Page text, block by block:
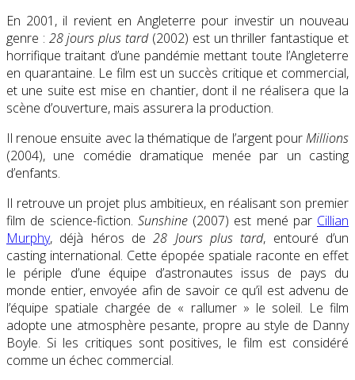
En 2001, il revient en Angleterre pour investir un nouveau
genre : 28 jours plus tard(2002) est un thriller fantastique et
horrifique traitant d’une pandémie mettant toute l’Angleterre
en quarantaine. Le film est un succès critique et commercial,
et une suite est mise en chantier, dont il ne réalisera que la
scène d’ouverture, mais assurera la production.
Il renoue ensuite avec la thématique de l’argent pourMillions
(2004), une comédie dramatique menée par un casting
d’enfants.
Il retrouve un projet plus ambitieux, en réalisant son premier
film de science-fiction. Sunshine(2007) est mené par Cillian
Murphy, déjà héros de28 Jours plus tard, entouré d’un
casting international. Cette épopée spatiale raconte en effet
le périple d’une équipe d’astronautes issus de pays du
monde entier, envoyée afin de savoir ce qu’il est advenu de
l’équipe spatiale chargée de « rallumer » le soleil. Le film
adopte une atmosphère pesante, propre au style de Danny
Boyle. Si les critiques sont positives, le film est considéré
comme un échec commercial.